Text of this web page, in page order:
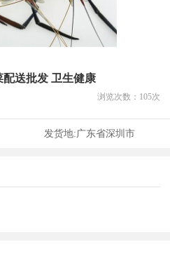
送批发 卫生健康
浏览次数： 105次
发货地:广东省深圳市